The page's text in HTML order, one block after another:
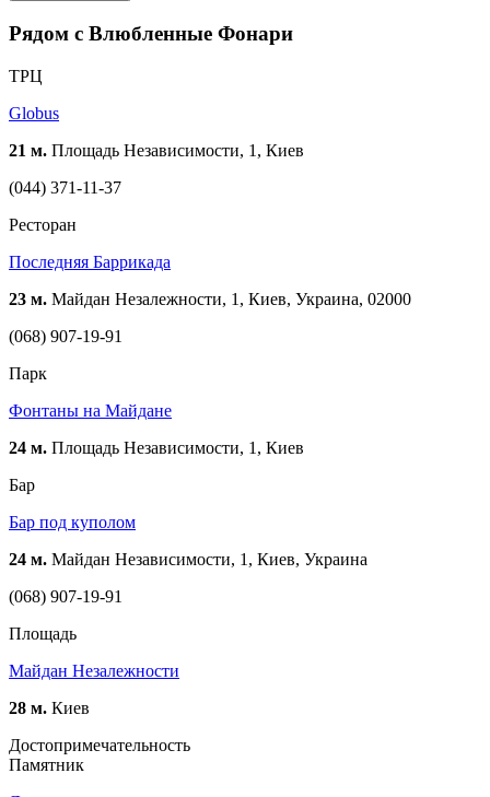
Рядом с Влюбленные Фонари
ТРЦ
Globus
21 м. Площадь Независимости, 1, Киев
(044) 371-11-37
Ресторан
Последняя Баррикада
23 м. Майдан Незалежности, 1, Киев, Украина, 02000
(068) 907-19-91
Парк
Фонтаны на Майдане
24 м. Площадь Независимости, 1, Киев
Бар
Бар под куполом
24 м. Майдан Независимости, 1, Киев, Украина
(068) 907-19-91
Площадь
Майдан Незалежности
28 м. Киев
Достопримечательность
Памятник